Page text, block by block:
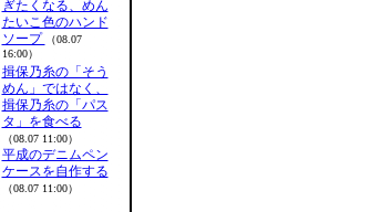
ぎたくなる、めん
たいこ色のハンド
ソープ
（08.07
16:00）
揖保乃糸の「そう
めん」ではなく、
揖保乃糸の「パス
タ」を食べる
（08.07 11:00）
平成のデニムペン
ケースを自作する
（08.07 11:00）